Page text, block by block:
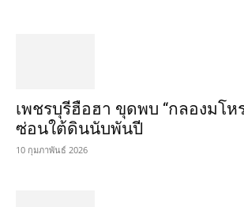
เพชรบุรีฮือฮา ขุดพบ “กลองมโห
ซ่อนใต้ดินนับพันปี
10 กุมภาพันธ์ 2026